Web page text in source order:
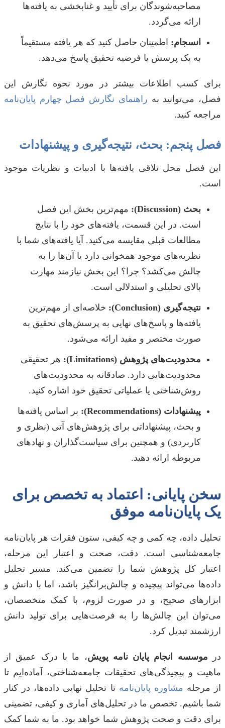
مصاحبه‌شوندگان برای تأیید و غنابخشی به یافته‌ها
ارائه می‌گردد.
انسجام: اطمینان حاصل کنید که هر یافته مستقیماً
به یک پرسش یا فرضیه تحقیق پاسخ می‌دهد.
برای کسب اطلاعات بیشتر در مورد نحوه نگارش این
فصل، می‌توانید به راهنمای نگارش فصل چهارم پایان‌نامه
مراجعه کنید.
فصل پنجم: بحث، نتیجه‌گیری و پیشنهادات
این فصل محل تلاقی یافته‌ها با ادبیات و نظریات موجود
است.
بحث (Discussion):
مهم‌ترین بخش این فصل
است. در این قسمت، یافته‌های خود را با نتایج
مطالعات قبلی مقایسه می‌کنید. آیا یافته‌های شما با
نظریه‌های موجود همخوانی دارد یا آن‌ها را به
چالش می‌کشد؟ چرا؟ این بخش نیازمند مهارت
بالای تحلیلی و استدلالی است.
نتیجه‌گیری (Conclusion):
خلاصه‌ای از مهم‌ترین
یافته‌ها و پاسخ‌های نهایی به پرسش‌های تحقیق به
صورت مختصر و مفید ارائه می‌شود.
محدودیت‌های پژوهش (Limitations):
هر تحقیقی
محدودیت‌هایی دارد. صادقانه به محدودیت‌های
روش‌شناختی یا عملیاتی تحقیق خود اشاره کنید.
پیشنهادات (Recommendations):
بر اساس یافته‌ها
و بحث، پیشنهاداتی برای پژوهش‌های آتی (نظری و
کاربردی) و همچنین برای سیاست‌گذاران و نهادهای
مربوطه ارائه دهید.
سخن پایانی: اعتماد به تخصص برای
یک پایان‌نامه موفق
تحلیل داده، چه کمی و چه کیفی، ستون فقرات هر پایان‌نامه
جامعه‌شناسی است. دقت، صحت و اعتبار این مرحله،
اعتبار کل پژوهش شما را تضمین می‌کند. مسیر تحلیل
داده‌ها می‌تواند پیچیده و چالش‌برانگیز باشد، اما با دانش و
ابزارهای صحیح، و در صورت لزوم، با کمک متخصصان،
می‌توان این چالش‌ها را به فرصت‌هایی برای تولید دانش
ارزشمند تبدیل کرد.
در موسسه انجام پایان نامه پویش، ما با درک عمیق از
ماهیت و پیچیدگی‌های تحقیقات جامعه‌شناختی، آماده‌ایم تا
از مرحله مشاوره پایان‌نامه تا تحلیل نهایی داده‌ها، در کنار
شما باشیم. تخصص ما در تحلیل‌های آماری و کیفی، تضمینی
برای دقت و صحت پژوهش شما خواهد بود. ما به شما کمک